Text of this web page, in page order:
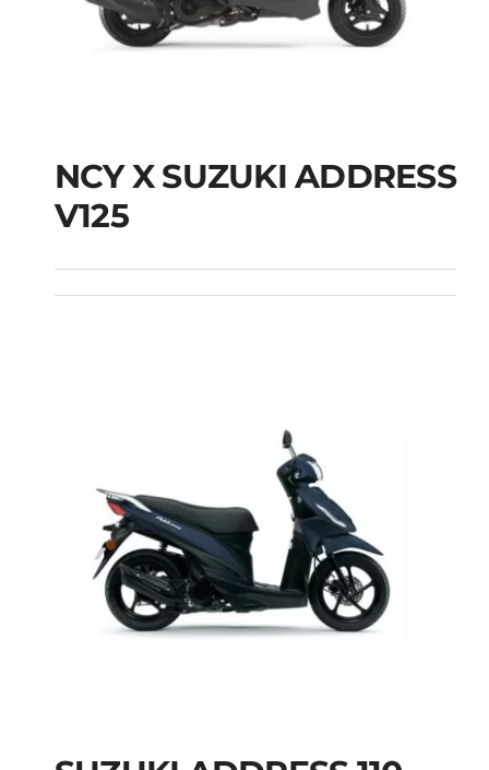
ADDRESS V125
NCY X SUZUKI ADDRESS
V125